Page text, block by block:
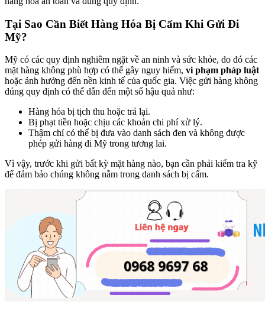
Tại Sao Cần Biết Hàng Hóa Bị Cấm Khi Gửi Đi
Mỹ?
Mỹ có các quy định nghiêm ngặt về an ninh và sức khỏe, do đó các
mặt hàng không phù hợp có thể gây nguy hiểm, vi phạm pháp luật
hoặc ảnh hưởng đến nền kinh tế của quốc gia. Việc gửi hàng không
đúng quy định có thể dẫn đến một số hậu quả như:
Hàng hóa bị tịch thu hoặc trả lại.
Bị phạt tiền hoặc chịu các khoản chi phí xử lý.
Thậm chí có thể bị đưa vào danh sách đen và không được
phép gửi hàng đi Mỹ trong tương lai.
Vì vậy, trước khi gửi bất kỳ mặt hàng nào, bạn cần phải kiểm tra kỹ
để đảm bảo chúng không nằm trong danh sách bị cấm.